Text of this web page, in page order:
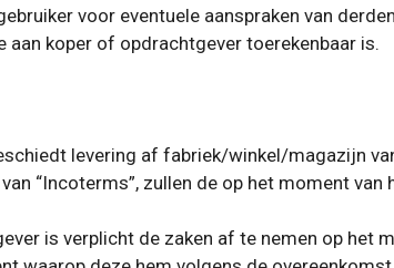
voor eventuele aanspraken van
aan koper of opdrachtgever toerekenbaar is.
levering af fabriek/winkel/magazijn
“Incoterms”, zullen de op het moment
is verplicht de zaken af te nemen op het